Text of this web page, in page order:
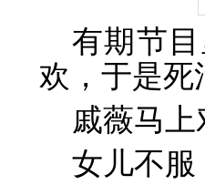
有期节
欢，于是死
戚薇马
女儿不服